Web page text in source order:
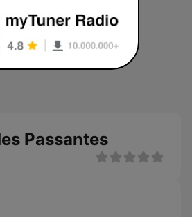
Passantes